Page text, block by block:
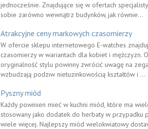
jednocześnie. Znajdujące się w ofertach
sobie zarówno wewnątrz budynków, jak równie...
Atrakcyjne ceny markowych czasomierzy
W ofercie sklepu internetowego E-watches
czasomierzy w wariantach dla kobiet i mężczyzn.
oryginalność stylu powinny zwrócić uwagę na
wzbudzają podziw nietuzinkowością kształtów i ...
Pyszny miód
Każdy powinien mieć w kuchni miód, które ma
stosowany jako dodatek do herbaty w przypadku
wiele więcej. Najlepszy miód wielokwiatowy